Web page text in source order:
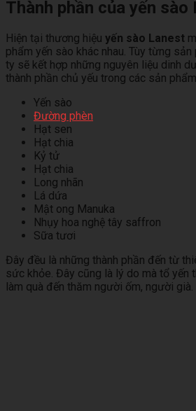
Thành phần của yến sào
Hiện tại thương hiệu yến sào Lanest
phẩm yến sào khác nhau. Tùy từng
ty sẽ kết hợp những nguyên liệu dinh
thành phần chủ yếu trong các sản
Yến sào
Đường phèn
Hạt sen
Hạt chia
Kỷ tử
Hạt chia
Long nhãn
Lá dứa
Mật ong Manuka
Nhụy hoa nghệ tây saffron
Sữa tươi
Đây đều là những thành phần đến từ
sức khỏe. Đây cũng là lý do mà tổ yến
làm quà đến thăm người ốm, người già.